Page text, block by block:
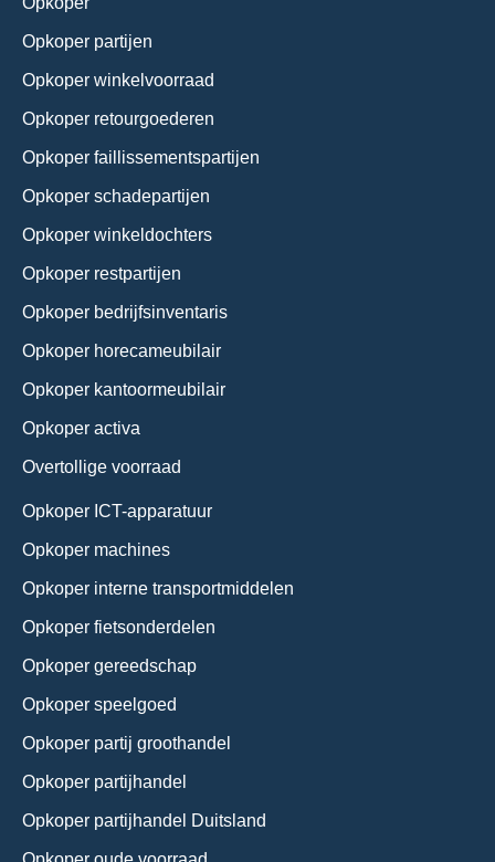
Opkoper partijen
Opkoper winkelvoorraad
Opkoper retourgoederen
Opkoper faillissementspartijen
Opkoper schadepartijen
Opkoper winkeldochters
Opkoper restpartijen
Opkoper bedrijfsinventaris
Opkoper horecameubilair
Opkoper kantoormeubilair
Opkoper activa
Overtollige voorraad
Opkoper ICT-apparatuur
Opkoper machines
Opkoper interne transportmiddelen
Opkoper fietsonderdelen
Opkoper gereedschap
Opkoper speelgoed
Opkoper partij groothandel
Opkoper partijhandel
Opkoper partijhandel Duitsland